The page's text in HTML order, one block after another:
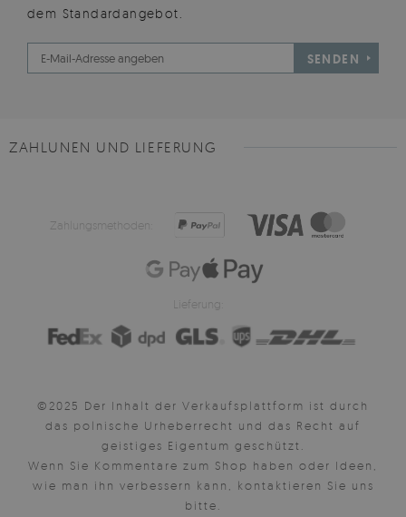
dem Standardangebot.
SENDEN
ZAHLUNEN UND LIEFERUNG
Zahlungsmethoden:
Lieferung:
©2025 Der Inhalt der Verkaufsplattform ist durch
das polnische Urheberrecht und das Recht auf
geistiges Eigentum geschützt.
Wenn Sie Kommentare zum Shop haben oder Ideen,
wie man ihn verbessern kann, kontaktieren Sie uns
bitte.